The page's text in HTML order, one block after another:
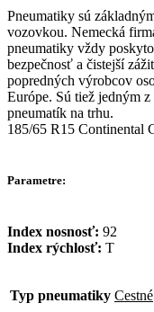
Pneumatiky sú
vozovkou. Nemecká
pneumatiky vždy
bezpečnosť a čistejší
popredných výrobcov
Európe. Sú tiež jedným
pneumatík na trhu.
185/65 R15 Continental
Parametre:
Index nosnosť: 92
Index rýchlosť: T
Typ pneumatiky Cestné